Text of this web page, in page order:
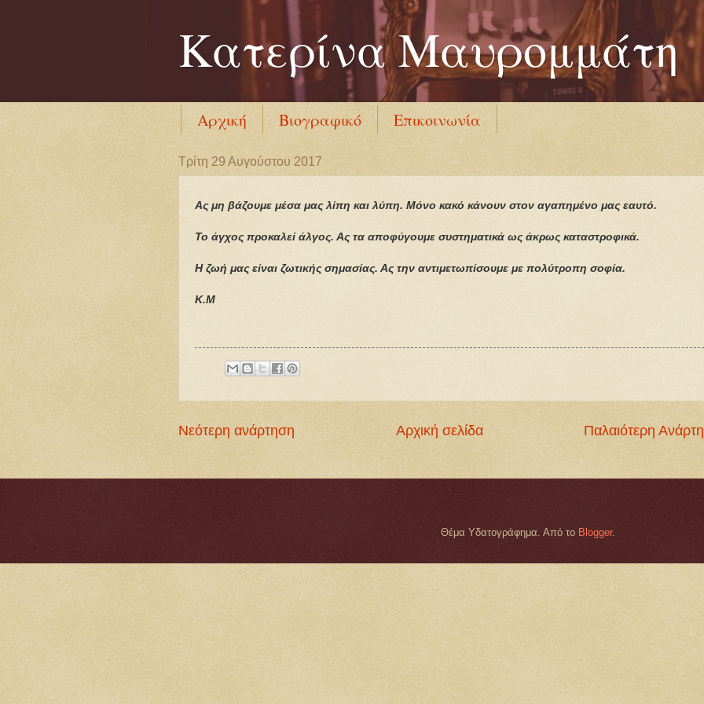
Κατερίνα Μαυρομμάτη
Αρχική Βιογραφικό Επικοινωνία
Τρίτη 29 Αυγούστου 2017
Ας μη βάζουμε μέσα μας λίπη και λύπη. Μόνο κακό κάνουν στον αγαπημένο μας εαυτό.
Το άγχος προκαλεί άλγος. Ας τα αποφύγουμε συστηματικά ως άκρως καταστροφικά.
Η ζωή μας είναι ζωτικής σημασίας. Ας την αντιμετωπίσουμε με πολύτροπη σοφία.
Κ.Μ
Νεότερη ανάρτηση Παλαιότερη
Αρχική σελίδα
Θέμα Υδατογράφημα. Από το Blogger.